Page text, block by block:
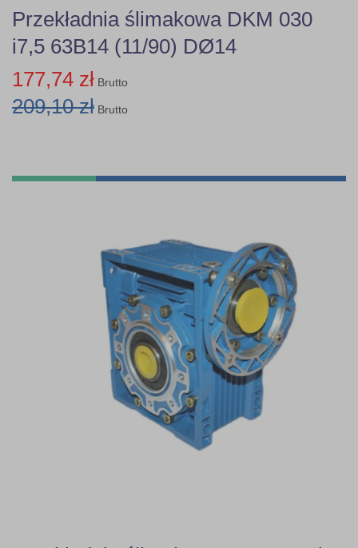
Przekładnia ślimakowa DKM 030
i7,5 63B14 (11/90) DØ14
177,74 zł Brutto
209,10 zł Brutto